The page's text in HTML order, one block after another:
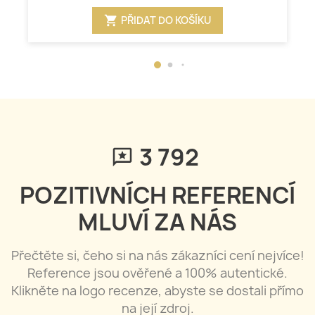
shopping_cart PŘIDAT DO KOŠÍKU
3 792
POZITIVNÍCH REFERENCÍ
MLUVÍ ZA NÁS
Přečtěte si, čeho si na nás zákazníci cení nejvíce!
Reference jsou ověřené a 100% autentické.
Klikněte na logo recenze, abyste se dostali přímo
na její zdroj.